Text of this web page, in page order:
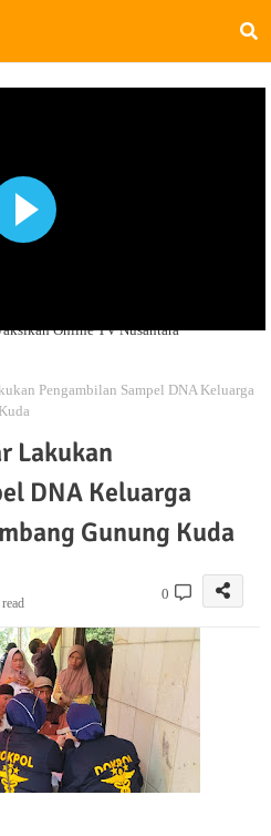
Online TV Nusantara
Pengambilan Sampel DNA Keluarga
Lakukan
DNA Keluarga
Gunung Kuda
0